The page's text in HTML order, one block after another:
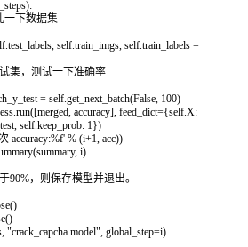
):
一下数据集
.test_labels, self.train_imgs, self.train_labels =
集，测试一下准确率
= self.get_next_batch(False, 100)
.run([merged, accuracy], feed_dict={self.X:
, self.keep_prob: 1})
accuracy:%f' % (i+1, acc))
(summary, i)
90%，则保存模型并退出。
()
()
, "crack_capcha.model", global_step=i)